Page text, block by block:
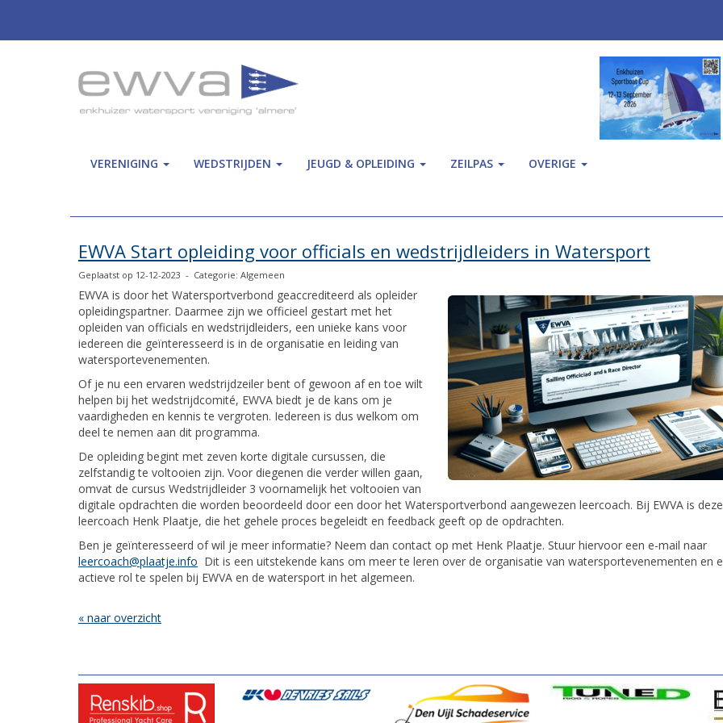
VERENIGING WEDSTRIJDEN JEUGD & OPLEIDING ZEILPAS OVERIGE
EWVA Start opleiding voor officials en wedstrijdleiders in Watersport
Geplaatst op 12-12-2023 - Categorie: Algemeen
EWVA is door het Watersportverbond geaccrediteerd als opleider
opleidingspartner. Daarmee zijn we officieel gestart met het
opleiden van officials en wedstrijdleiders, een unieke kans voor
iedereen die geïnteresseerd is in de organisatie en leiding van
watersportevenementen.
Of je nu een ervaren wedstrijdzeiler bent of gewoon af en toe wilt
helpen bij het wedstrijdcomité, EWVA biedt je de kans om je
vaardigheden en kennis te vergroten. Iedereen is dus welkom om
deel te nemen aan dit programma.
De opleiding begint met zeven korte digitale cursussen, die
zelfstandig te voltooien zijn. Voor diegenen die verder willen gaan,
omvat de cursus Wedstrijdleider 3 voornamelijk het voltooien van
digitale opdrachten die worden beoordeeld door een door het Watersportverbond aangewezen leercoach. Bij EWVA is deze
leercoach Henk Plaatje, die het gehele proces begeleidt en feedback geeft op de opdrachten.
Ben je geïnteresseerd of wil je meer informatie? Neem dan contact op met Henk Plaatje. Stuur hiervoor een e-mail naar
leercoach@plaatje.info Dit is een uitstekende kans om meer te leren over de organisatie van watersportevenementen en
actieve rol te spelen bij EWVA en de watersport in het algemeen.
« naar overzicht